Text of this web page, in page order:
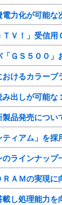
力化が可能な
ＴＶ！」受信
ＧＳ５００」
おけるカラー
出しが可能な
品発売につい
ティアム」を
のラインナップ
ＲＡＭの実現
し処理能力を